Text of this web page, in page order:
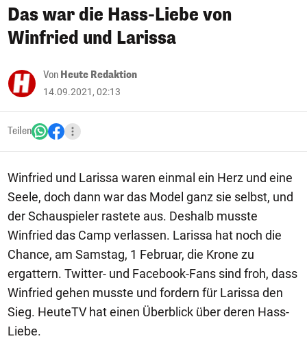
Das war die Hass-Liebe von
Winfried und Larissa
Von Heute Redaktion
14.09.2021, 02:13
Teilen
Winfried und Larissa waren einmal ein Herz und eine
Seele, doch dann war das Model ganz sie selbst, und
der Schauspieler rastete aus. Deshalb musste
Winfried das Camp verlassen. Larissa hat noch die
Chance, am Samstag, 1 Februar, die Krone zu
ergattern. Twitter- und Facebook-Fans sind froh, dass
Winfried gehen musste und fordern für Larissa den
Sieg. HeuteTV hat einen Überblick über deren Hass-
Liebe.